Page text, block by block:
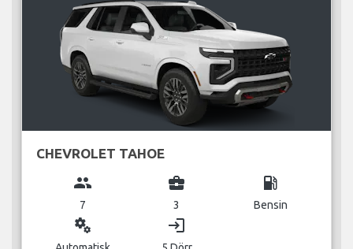
CHEVROLET TAHOE
group
7
business_center
3
local_gas_station
Bensin
miscellaneous_services login